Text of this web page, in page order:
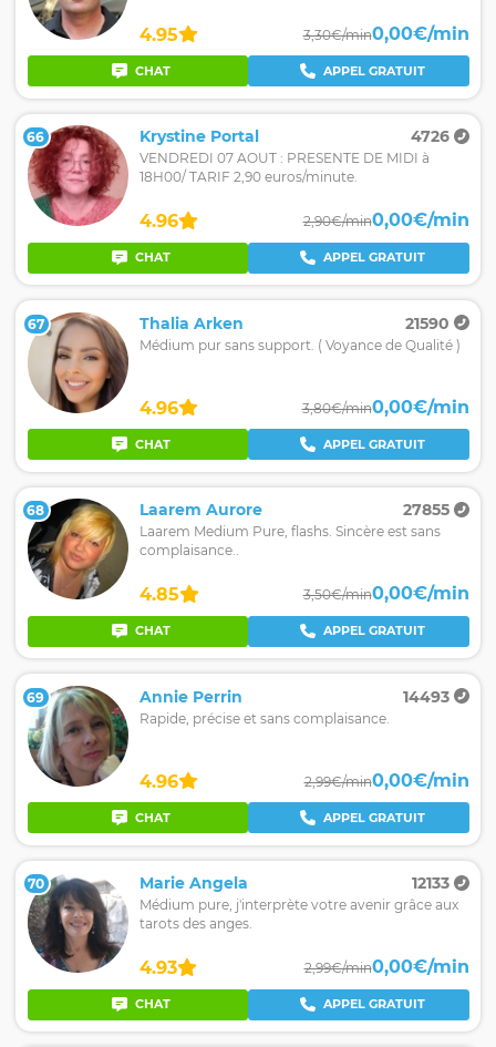
4.95 3,30€/min0,00€/min
CHAT APPEL GRATUIT
66 Krystine Portal 4726
VENDREDI 07 AOUT : PRESENTE DE MIDI à
18H00/ TARIF 2,90 euros/minute.
4.96 2,90€/min0,00€/min
CHAT APPEL GRATUIT
67 Thalia Arken 21590
Médium pur sans support. ( Voyance de Qualité )
4.96 3,80€/min0,00€/min
CHAT APPEL GRATUIT
68 Laarem Aurore 27855
Laarem Medium Pure, flashs. Sincère est sans
complaisance..
4.85 3,50€/min0,00€/min
CHAT APPEL GRATUIT
69 Annie Perrin 14493
Rapide, précise et sans complaisance.
4.96 2,99€/min0,00€/min
CHAT APPEL GRATUIT
70 Marie Angela 12133
Médium pure, j'interprète votre avenir grâce aux
tarots des anges.
4.93 2,99€/min0,00€/min
CHAT APPEL GRATUIT